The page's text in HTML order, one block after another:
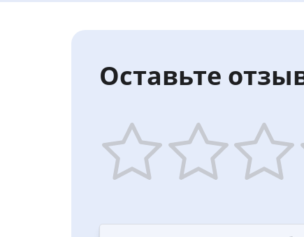
Оставьте